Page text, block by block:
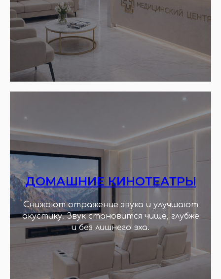
ДОМАШНИЕ КИНОТЕАТРЫ
Снижают отражение звука и улучшают
акустику. Звук становится чище, глубже
и без лишнего эха.